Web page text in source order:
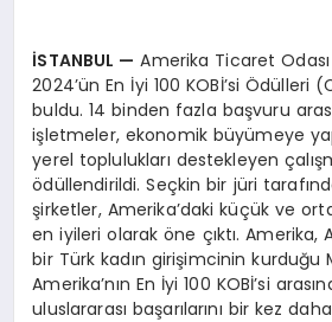
İSTANBUL — Amerika Ticaret
2024’ün En İyi 100 KOBİ’si Ödülleri
buldu. 14 binden fazla başvuru
işletmeler, ekonomik büyümeye
yerel toplulukları destekleyen
ödüllendirildi. Seçkin bir jüri
şirketler, Amerika’daki küçük ve
en iyileri olarak öne çıktı.
bir Türk kadın girişimcinin kurduğu
Amerika’nın En İyi 100 KOBİ’si
uluslararası başarılarını bir kez